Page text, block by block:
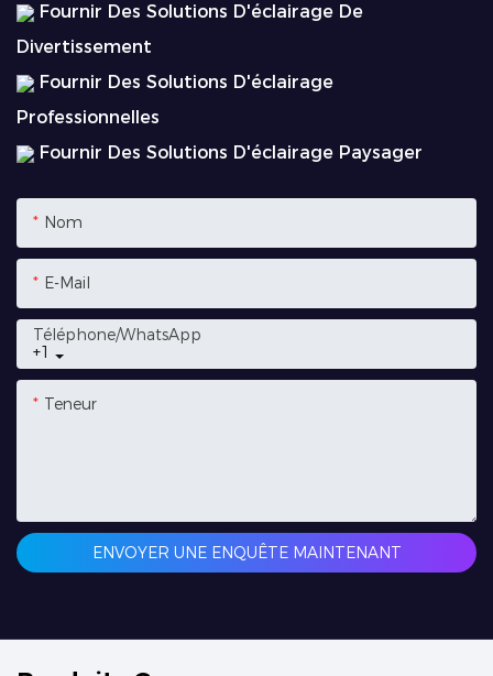
Fournir Des Solutions D'éclairage De
Divertissement
Fournir Des Solutions D'éclairage
Professionnelles
Fournir Des Solutions D'éclairage Paysager
Nom
E-Mail
+1
Téléphone/WhatsApp
Teneur
ENVOYER UNE ENQUÊTE MAINTENANT